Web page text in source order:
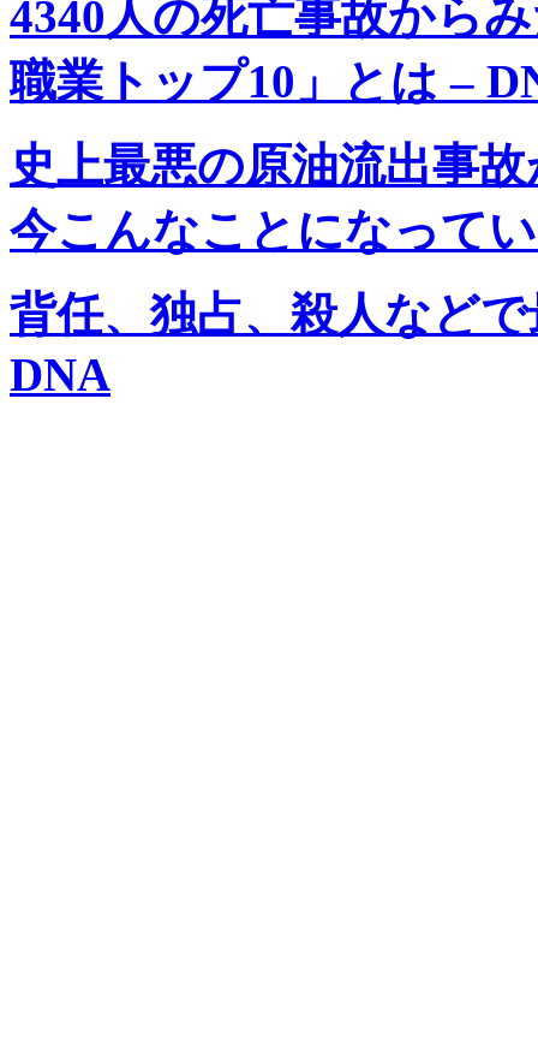
4340人の死亡事故から
職業トップ10」とは –
史上最悪の原油流出事
今こんなことになって
背任、独占、殺人など
DNA